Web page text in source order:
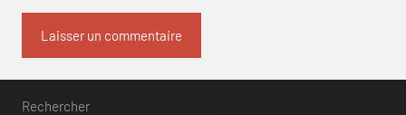
Rechercher